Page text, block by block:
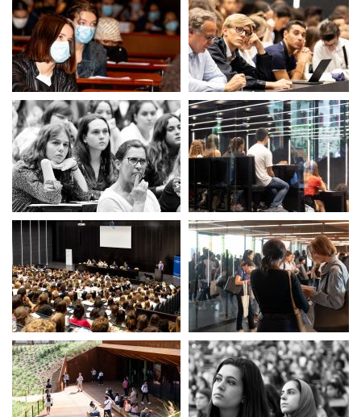
pré-rentrée masquée
pré-rentrée à Port Royal
pré-rentrée à Port Royal pré-rentrée à Port Royal